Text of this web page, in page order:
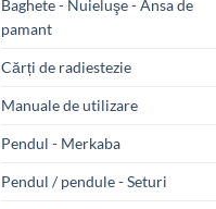
Baghete - Nuieluşe - Ansa de
pamant
Cărți de radiestezie
Manuale de utilizare
Pendul - Merkaba
Pendul / pendule - Seturi